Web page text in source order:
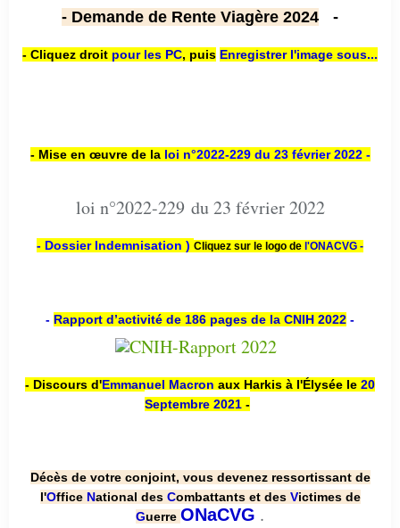
- Demande de Rente Viagère 2024 -
- Cliquez droit pour les PC, puis Enregistrer l'image sous...
- Mise en œuvre de la loi n°2022-229 du 23 février 2022 -
loi n°2022-229 du 23 février 2022
- Dossier Indemnisation ) Cliquez sur le logo de l'ONACVG -
- Rapport d’activité de 186 pages de la CNIH 2022 -
- Discours d'Emmanuel Macron aux Harkis à l'Élysée le 20
Septembre 2021 -
Décès de votre conjoint, vous devenez ressortissant de
l'Office National des Combattants et des Victimes de
Guerre ONaCVG .